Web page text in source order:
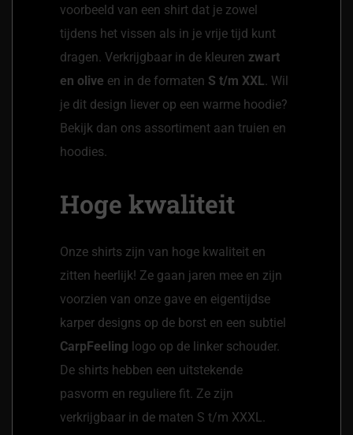
voorbeeld van een shirt dat je zowel
tijdens het vissen als in je vrije tijd kunt
dragen. Verkrijgbaar in de kleuren zwart
en olive en in de formaten S t/m XXL. Wil
je dit design liever op een warme hoodie?
Bekijk dan ons assortiment aan truien en
hoodies.
Hoge kwaliteit
Onze shirts zijn van hoge kwaliteit en
zitten heerlijk! Ze gaan jaren mee en zijn
voorzien van onze gave en eigentijdse
karper designs op de borst en een subtiel
CarpFeeling logo op de linker schouder.
De shirts hebben een uitstekende
pasvorm en reguliere fit. Ze zijn
verkrijgbaar in de maten S t/m XXXL.